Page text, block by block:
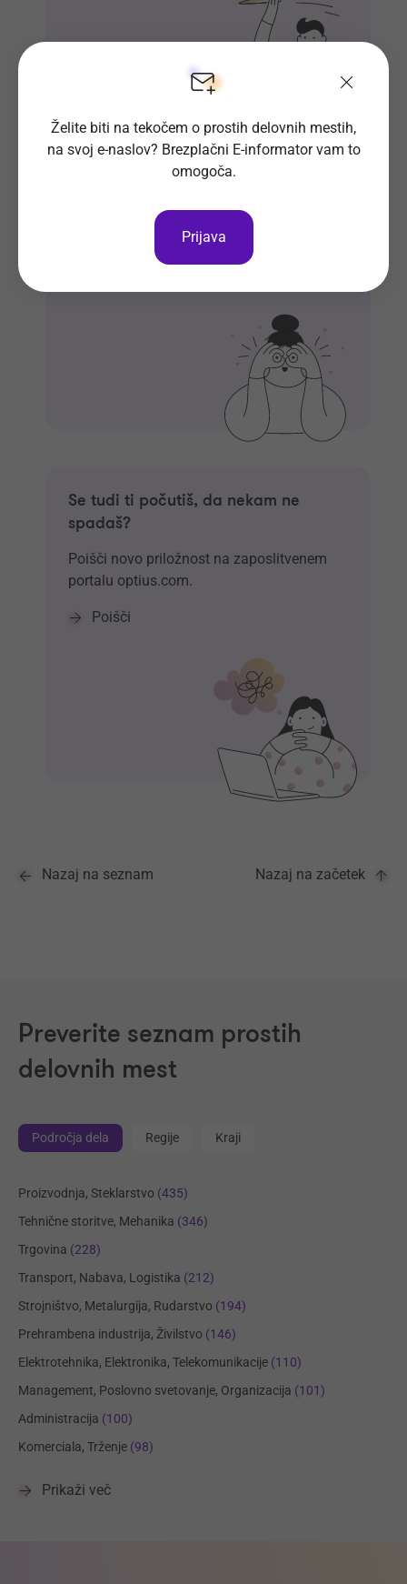
Si že vpisan v Bazo CV-jev?
Naj delodajalci iz množice kandidatov
izberejo ravno vas.
Se tudi ti počutiš, da nekam ne
spadaš?
Poišči novo priložnost na zaposlitvenem
portalu optius.com.
Poišči
Nazaj na seznam Nazaj na začetek
Preverite seznam prostih
delovnih mest
Področja dela Regije Kraji
Proizvodnja, Steklarstvo (435)
Tehnične storitve, Mehanika (346)
Trgovina (228)
Transport, Nabava, Logistika (212)
Strojništvo, Metalurgija, Rudarstvo (194)
Prehrambena industrija, Živilstvo (146)
Elektrotehnika, Elektronika, Telekomunikacije (110)
Management, Poslovno svetovanje, Organizacija (101)
Administracija (100)
Komerciala, Trženje (98)
Prikaži več
Želite biti na tekočem o prostih delovnih mestih,
na svoj e-naslov? Brezplačni E-informator vam to
omogoča.
Prijava